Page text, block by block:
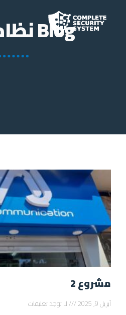
Blog نظام انذار
مشروع 2
أبريل 9, 2025 لا توجد تعليقات